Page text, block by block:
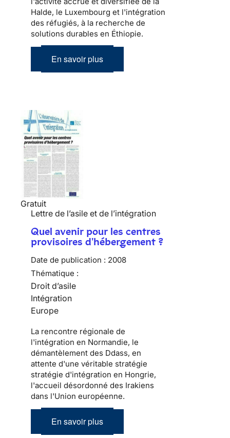
Halde, le Luxembourg et l'intégration
des réfugiés, à la recherche de
solutions durables en Éthiopie.
En savoir plus
Gratuit
Lettre de l’asile et de l’intégration
Quel avenir pour les centres
provisoires d'hébergement ?
Date de publication : 2008
Thématique :
Droit d’asile
Intégration
Europe
La rencontre régionale de
l'intégration en Normandie, le
démantèlement des Ddass, en
attente d'une véritable stratégie
stratégie d'intégration en Hongrie,
l'accueil désordonné des Irakiens
dans l'Union européenne.
En savoir plus